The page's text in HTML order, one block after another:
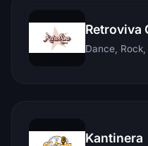
Retroviva
Kantinera